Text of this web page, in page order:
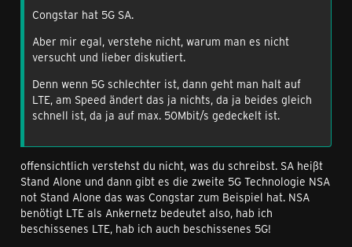
Congstar hat 5G SA.
Aber mir egal, verstehe nicht, warum man es nicht
versucht und lieber diskutiert.
Denn wenn 5G schlechter ist, dann geht man halt auf
LTE, am Speed ändert das ja nichts, da ja beides gleich
schnell ist, da ja auf max. 50Mbit/s gedeckelt ist.
offensichtlich verstehst du nicht, was du schreibst. SA heißt
Stand Alone und dann gibt es die zweite 5G Technologie NSA
not Stand Alone das was Congstar zum Beispiel hat. NSA
benötigt LTE als Ankernetz bedeutet also, hab ich
beschissenes LTE, hab ich auch beschissenes 5G!